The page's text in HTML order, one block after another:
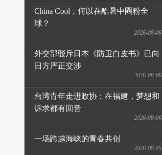
China Cool，何以在酷暑中圈粉全
球？
2026-08-06
外交部驳斥日本《防卫白皮书》已向
日方严正交涉
2026-08-06
台湾青年走进政协：在福建，梦想和
诉求都有回音
2026-08-06
一场跨越海峡的青春共创
2026-08-05